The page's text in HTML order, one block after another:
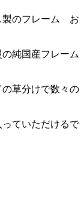
製のフレーム お
純国産フレーム
草分けで数々の
ていただけるで